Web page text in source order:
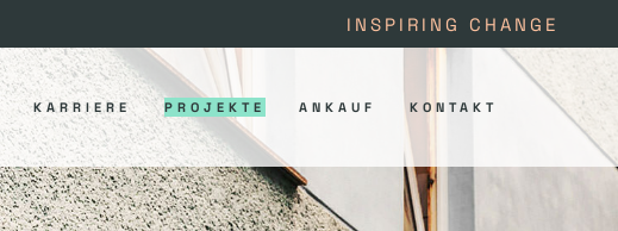
INSPIRING CHANGE
KARRIERE PROJEKTE ANKAUF KONTAKT